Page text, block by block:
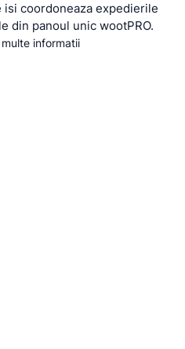
isi coordoneaza expedierile
din panoul unic wootPRO.
multe informatii